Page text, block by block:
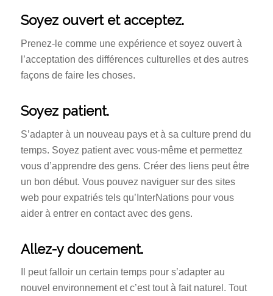
Soyez ouvert et acceptez.
Prenez-le comme une expérience et soyez ouvert à
l’acceptation des différences culturelles et des autres
façons de faire les choses.
Soyez patient.
S’adapter à un nouveau pays et à sa culture prend du
temps. Soyez patient avec vous-même et permettez
vous d’apprendre des gens. Créer des liens peut être
un bon début. Vous pouvez naviguer sur des sites
web pour expatriés tels qu’InterNations pour vous
aider à entrer en contact avec des gens.
Allez-y doucement.
Il peut falloir un certain temps pour s’adapter au
nouvel environnement et c’est tout à fait naturel. Tout